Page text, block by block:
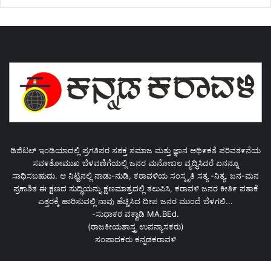
ಡಿಜಿಟಲ್ ಇಂಡಿಯಾದಲ್ಲಿ ಪ್ರಗತಿಪರ ಸಶಕ್ತ ಸಮಾಜ ಮತ್ತು ಜ್ಞಾನ ಆಥಿ೯ಕತೆ ಪರಿವತ೯ನೆಯ
ಸವ೯ತೋಮುಖ ಬೆಳವಣಿಗೆಯಲ್ಲಿ ಜನರ ಮನೋಬಲ ವೃದ್ಧಿಸಿದರೆ ಏನನ್ನೂ
ಸಾಧಿಸಬಹುದು. ಆ ನಿಟ್ಟಿನಲ್ಲಿ ನಾಡು-ನುಡಿ, ಕರಾವಳಿಯ ಸಂಸ್ಕೃತಿ ಸತ್ಯ -ನಿತ್ಯ, ಜನ-ಮನ
ಪ್ರಕಾಶಿತ ಈ ಕ್ಷಣದ ಸುದ್ಧಿಯನ್ನು ಕ್ಷಣಮಾತ್ರದಲ್ಲಿ ತಲುಪಿಸಿ, ಕರಾವಳಿ ಜನರ ಕೀತಿ೯ ಪತಾಕೆ
ಎತ್ತರಕ್ಕೆ ಹಾರಿಸುವಲ್ಲಿ ನಾವು ಹೆಚ್ಚಿಸಿದ ದೀಪ ಜನರ ಮುಂದೆ ಬೆಳಗಲಿ...
-ಸುಧಾಕರ ವಕ್ವಾಡಿ MA.BEd.
(ರಾಜಕೀಯಶಾಸ್ತ್ರ ಉಪನ್ಯಾಸಕರು)
ಸಂಪಾದಕರು ಕನ್ನಡಕರಾವಳಿ